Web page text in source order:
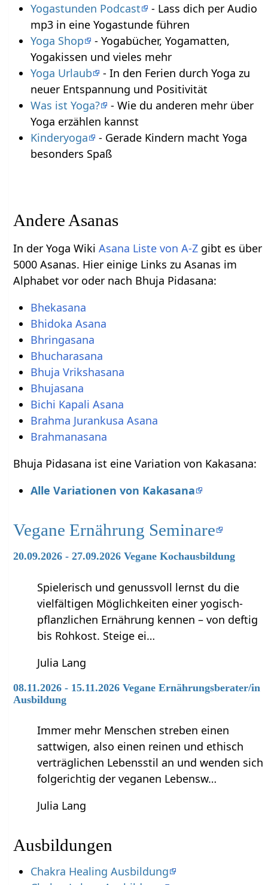
Yogastunden Podcast
- Lass dich per Audio
mp3 in eine Yogastunde führen
Yoga Shop
- Yogabücher, Yogamatten,
Yogakissen und vieles mehr
Yoga Urlaub
- In den Ferien durch Yoga zu
neuer Entspannung und Positivität
Was ist Yoga?
- Wie du anderen mehr über
Yoga erzählen kannst
Kinderyoga
- Gerade Kindern macht Yoga
besonders Spaß
Andere Asanas
In der Yoga WikiAsana Liste von A-Z gibt es über
5000 Asanas. Hier einige Links zu Asanas im
Alphabet vor oder nach Bhuja Pidasana:
Bhekasana
Bhidoka Asana
Bhringasana
Bhucharasana
Bhuja Vrikshasana
Bhujasana
Bichi Kapali Asana
Brahma Jurankusa Asana
Brahmanasana
Bhuja Pidasana ist eine Variation von Kakasana:
Alle Variationen von Kakasana
Vegane Ernährung Seminare
20.09.2026 - 27.09.2026 Vegane Kochausbildung
Spielerisch und genussvoll lernst du die
vielfältigen Möglichkeiten einer yogisch-
pflanzlichen Ernährung kennen – von deftig
bis Rohkost. Steige ei…
Julia Lang
08.11.2026 - 15.11.2026 Vegane Ernährungsberater/in
Ausbildung
Immer mehr Menschen streben einen
sattwigen, also einen reinen und ethisch
verträglichen Lebensstil an und wenden sich
folgerichtig der veganen Lebensw…
Julia Lang
Ausbildungen
Chakra Healing Ausbildung